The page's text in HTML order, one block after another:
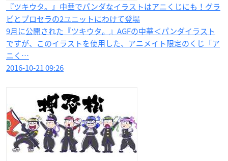
『ツキウタ。』中華でパンダなイラストはアニくじにも！グラ
ビとプロセラの2ユニットにわけて登場
9月に公開された『ツキウタ。』AGFの中華＜パンダイラスト
ですが、このイラストを使用した、アニメイト限定のくじ「ア
ニく…
2016-10-21 09:26